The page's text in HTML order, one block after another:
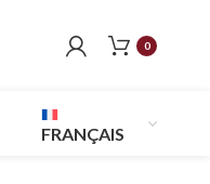
0
FRANÇAIS